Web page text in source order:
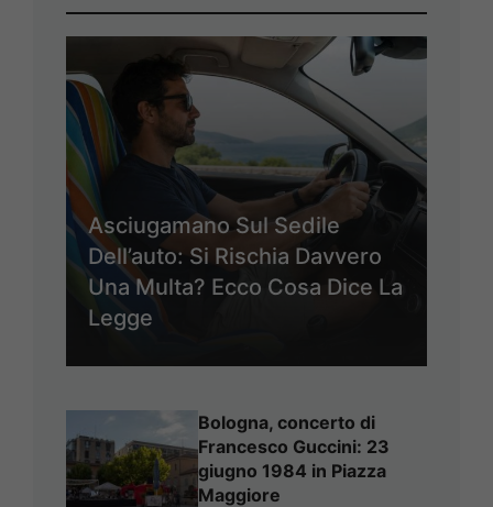
Asciugamano Sul Sedile
Dell’auto: Si Rischia Davvero
Una Multa? Ecco Cosa Dice La
Legge
Bologna, concerto di
Francesco Guccini: 23
giugno 1984 in Piazza
Maggiore